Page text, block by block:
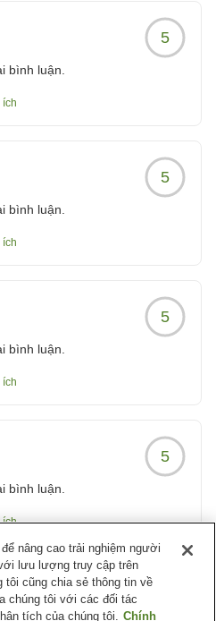
5
bình luận.
ích
5
bình luận.
ích
5
bình luận.
ích
5
bình luận.
ích
nâng cao trải nghiệm người
lưu lượng truy cập trên
tôi cũng chia sẻ thông tin về
chúng tôi với các đối tác
tích của chúng tôi. Chính